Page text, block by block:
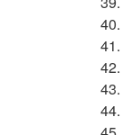
40.
41.
42.
43.
44.